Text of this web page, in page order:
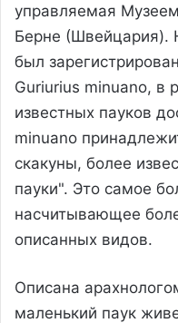
управляемая
Берне (Швейцария).
был
Guriurius minuano, в
известных пауков
minuano
скакуны, более
пауки". Это самое
насчитывающее
описанных видов.
Описана
маленький паук